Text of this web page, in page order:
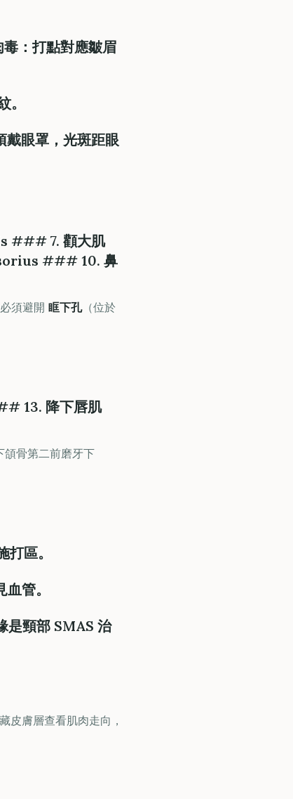
：打點對應皺眉
。
戴眼罩，光斑距眼
### 7. 顴大肌
### 10. 鼻
須避開 眶下孔（位於
13. 降下唇肌
頜骨第二前磨牙下
打區。
管。
是頸部 SMAS 治
皮膚層查看肌肉走向，